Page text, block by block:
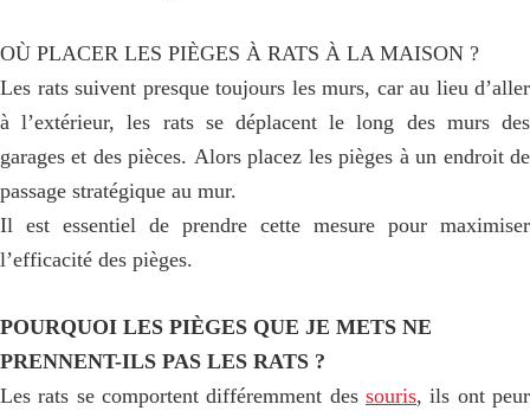
OÙ PLACER LES PIÈGES À RATS À LA MAISON ?
Les rats suivent presque toujours les murs, car au lieu d’aller
à l’extérieur, les rats se déplacent le long des murs des
garages et des pièces. Alors placez les pièges à un endroit de
passage stratégique au mur.
Il est essentiel de prendre cette mesure pour maximiser
l’efficacité des pièges.
POURQUOI LES PIÈGES QUE JE METS NE
PRENNENT-ILS PAS LES RATS ?
Les rats se comportent différemment des souris, ils ont peur